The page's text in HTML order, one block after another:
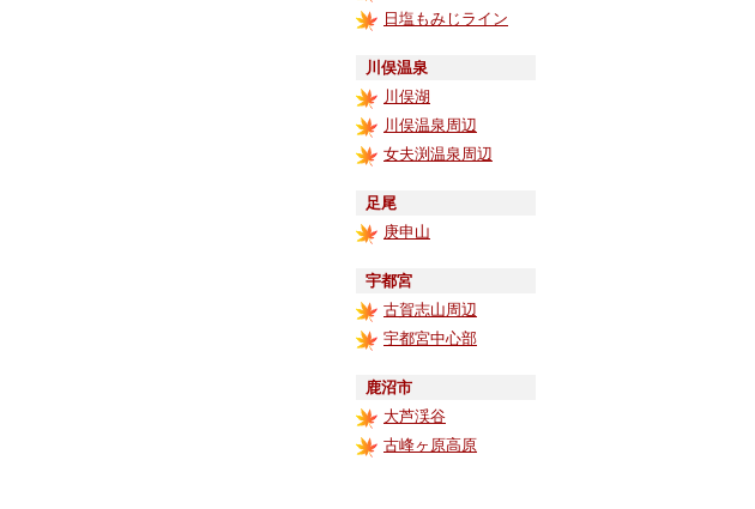
日塩もみじライン
川俣温泉
川俣湖
川俣温泉周辺
女夫渕温泉周辺
足尾
庚申山
宇都宮
古賀志山周辺
宇都宮中心部
鹿沼市
大芦渓谷
古峰ヶ原高原